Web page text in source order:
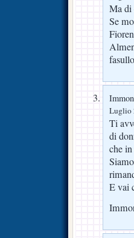
Ma di
Se
Luglio
Ti
di
che
E vai